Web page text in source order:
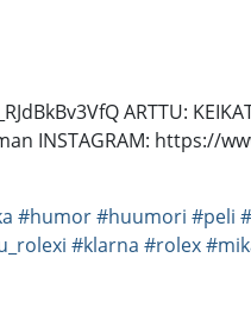
ARTTU:
INSTAGRAM: https://
#humor#huumori #peli
#klarna #rolex